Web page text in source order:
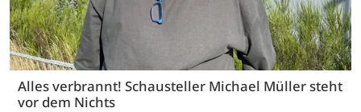
Alles verbrannt! Schausteller Michael Müller steht
vor dem Nichts